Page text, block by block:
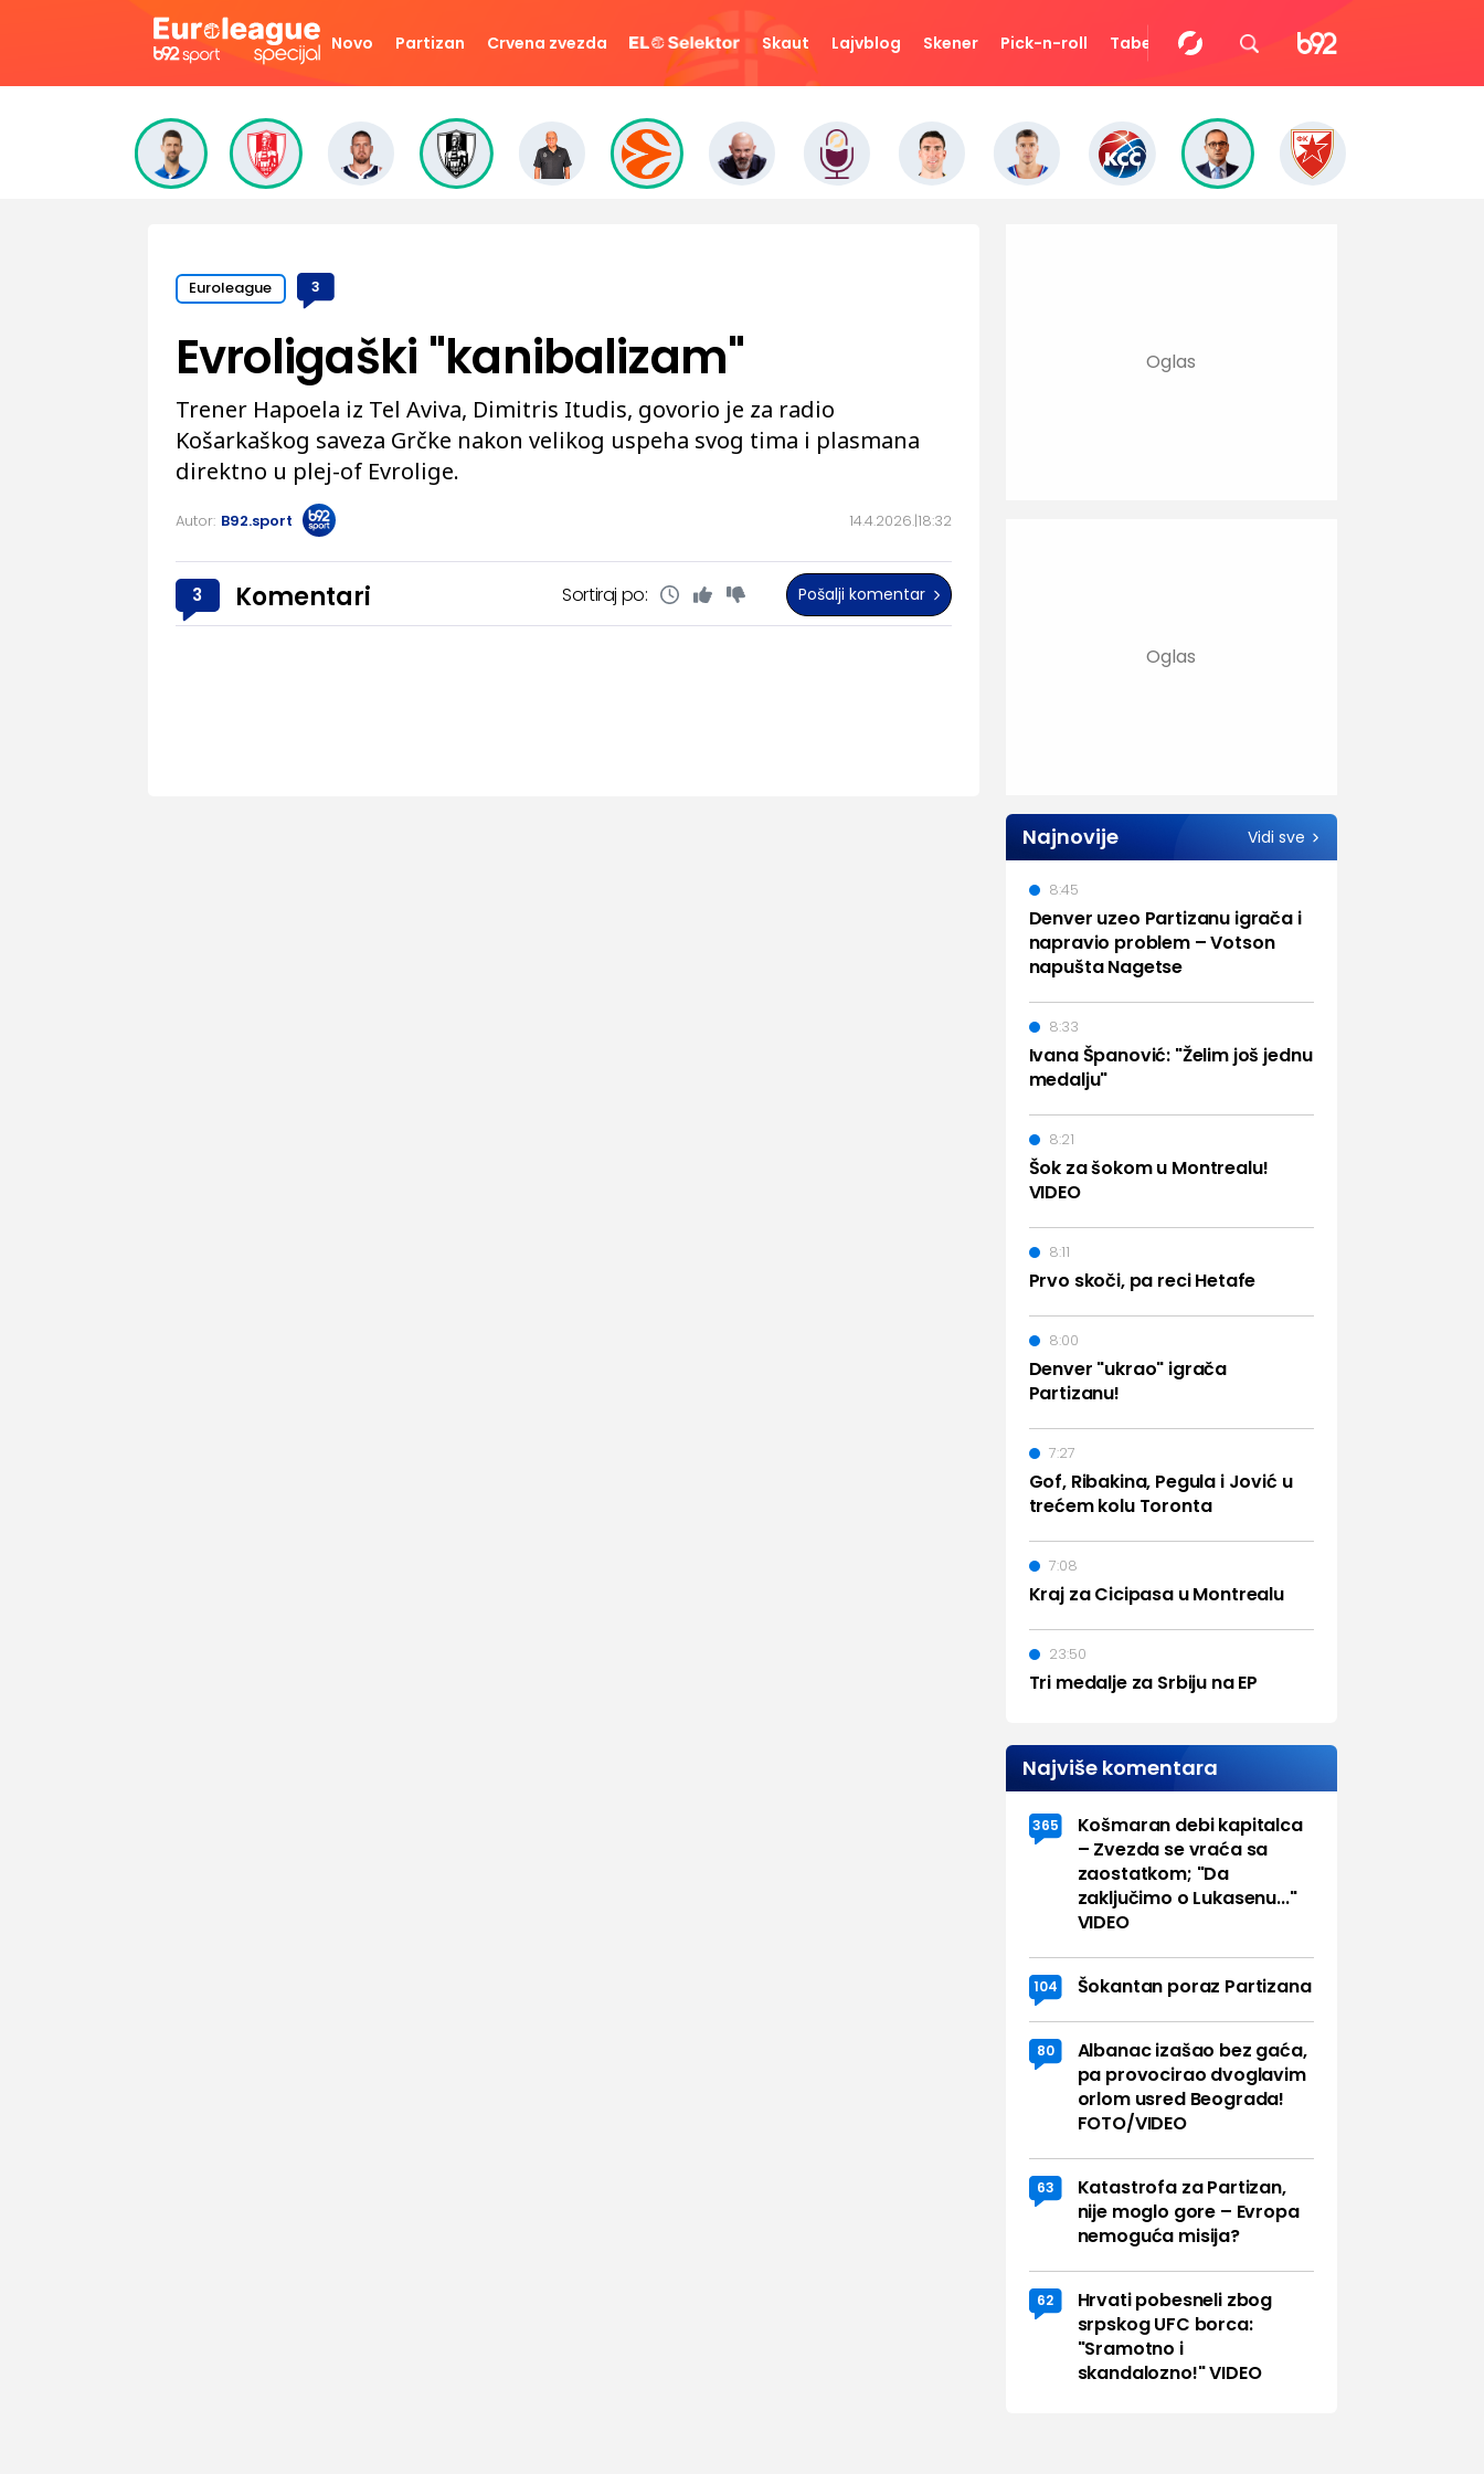
Novo Partizan Crvena zvezda Skaut Lajvblog Skener Pick-n-roll Tabela Video Eurocup
Euroleague 3
14.4.2026. 18:32
Evroligaški "kanibalizam"
Trener Hapoela iz Tel Aviva, Dimitris Itudis, govorio je za radio
Košarkaškog saveza Grčke nakon velikog uspeha svog tima i plasmana
direktno u plej-of Evrolige.
Autor: B92.sport
3 Komentari Sortiraj po: Pošalji komentar
Najnovije Vidi sve
Denver uzeo Partizanu igrača i
napravio problem – Votson
napušta Nagetse
8:45
Ivana Španović: "Želim još jednu
medalju"
8:33
Šok za šokom u Montrealu!
VIDEO
8:21
Prvo skoči, pa reci Hetafe
8:11
Denver "ukrao" igrača
Partizanu!
8:00
Gof, Ribakina, Pegula i Jović u
trećem kolu Toronta
7:27
Kraj za Cicipasa u Montrealu
7:08
Tri medalje za Srbiju na EP
23:50
Najviše komentara
365
Košmaran debi kapitalca
– Zvezda se vraća sa
zaostatkom; "Da
zaključimo o Lukasenu..."
VIDEO
104 Šokantan poraz Partizana
80
Albanac izašao bez gaća,
pa provocirao dvoglavim
orlom usred Beograda!
FOTO/VIDEO
63
Katastrofa za Partizan,
nije moglo gore – Evropa
nemoguća misija?
62
Hrvati pobesneli zbog
srpskog UFC borca:
"Sramotno i
skandalozno!" VIDEO